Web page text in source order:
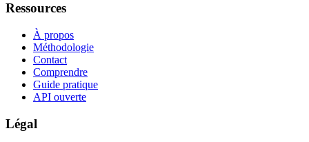
Ressources
À propos
Méthodologie
Contact
Comprendre
Guide pratique
API ouverte
Légal